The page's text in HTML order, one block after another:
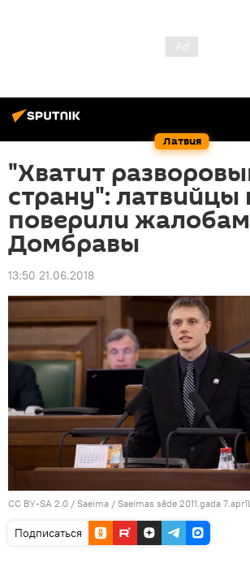
Латвия
"Хватит
страну": латвийцы
поверили
Домбравы
13:50 21.06.2018
CC BY-SA 2.0 / Saeima / Saeimas sēde 2011.gada
Подписаться